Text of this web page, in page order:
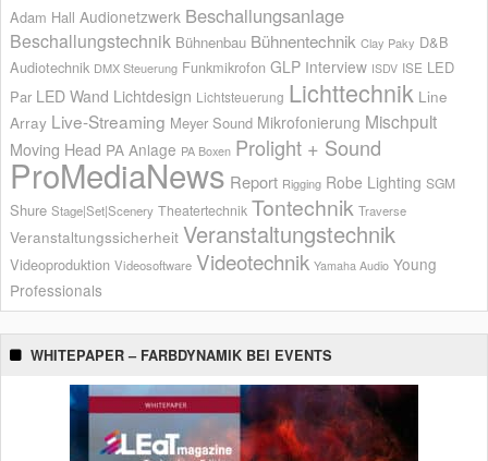
Adam Hall Audionetzwerk Beschallungsanlage
Beschallungstechnik Bühnenbau Bühnentechnik Clay Paky D&B
Audiotechnik DMX Steuerung Funkmikrofon GLP Interview ISDV ISE LED
Par LED Wand Lichtdesign Lichtsteuerung Lichttechnik Line
Array Live-Streaming Meyer Sound Mikrofonierung Mischpult
Moving Head PA Anlage PA Boxen Prolight + Sound
ProMediaNews Report Rigging Robe Lighting SGM
Shure Stage|Set|Scenery Theatertechnik Tontechnik Traverse
Veranstaltungssicherheit Veranstaltungstechnik
Videoproduktion Videosoftware Videotechnik Yamaha Audio Young
Professionals
WHITEPAPER – FARBDYNAMIK BEI EVENTS